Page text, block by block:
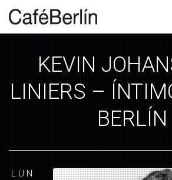
KEVIN
LINIERS –
BERLÍN
LUN